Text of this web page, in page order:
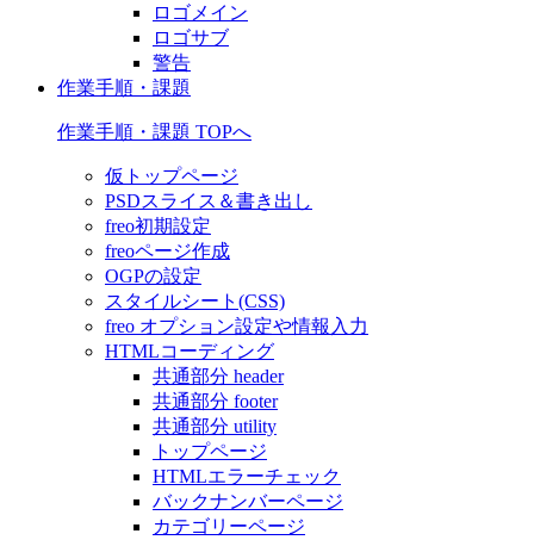
ロゴメイン
ロゴサブ
警告
作業手順・課題
作業手順・課題 TOPへ
仮トップページ
PSDスライス＆書き出し
freo初期設定
freoページ作成
OGPの設定
スタイルシート(CSS)
freo オプション設定や情報入力
HTMLコーディング
共通部分 header
共通部分 footer
共通部分 utility
トップページ
HTMLエラーチェック
バックナンバーページ
カテゴリーページ